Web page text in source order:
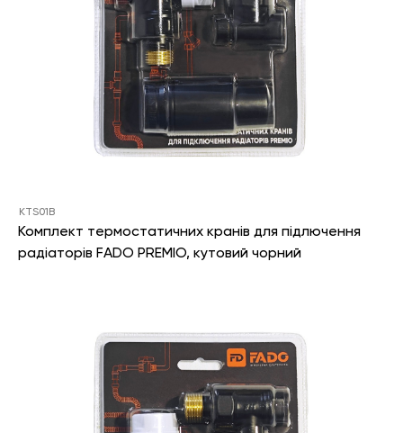
KTS01B
Комплект термостатичних кранів для підлючення
радіаторів FADO PREMIO, кутовий чорний